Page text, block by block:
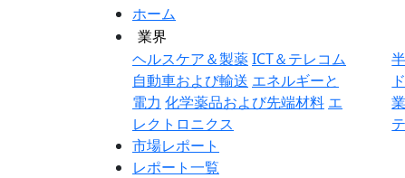
ホーム
業界
ヘルスケア＆製薬ICT＆テレコム
自動車および輸送 エネルギーと
電力 化学薬品および先端材料 エ
レクトロニクス
ド
市場レポート
レポート一覧